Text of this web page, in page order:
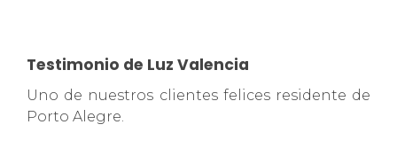
Testimonio de Luz Valencia
Uno de nuestros clientes felices residente de
Porto Alegre.